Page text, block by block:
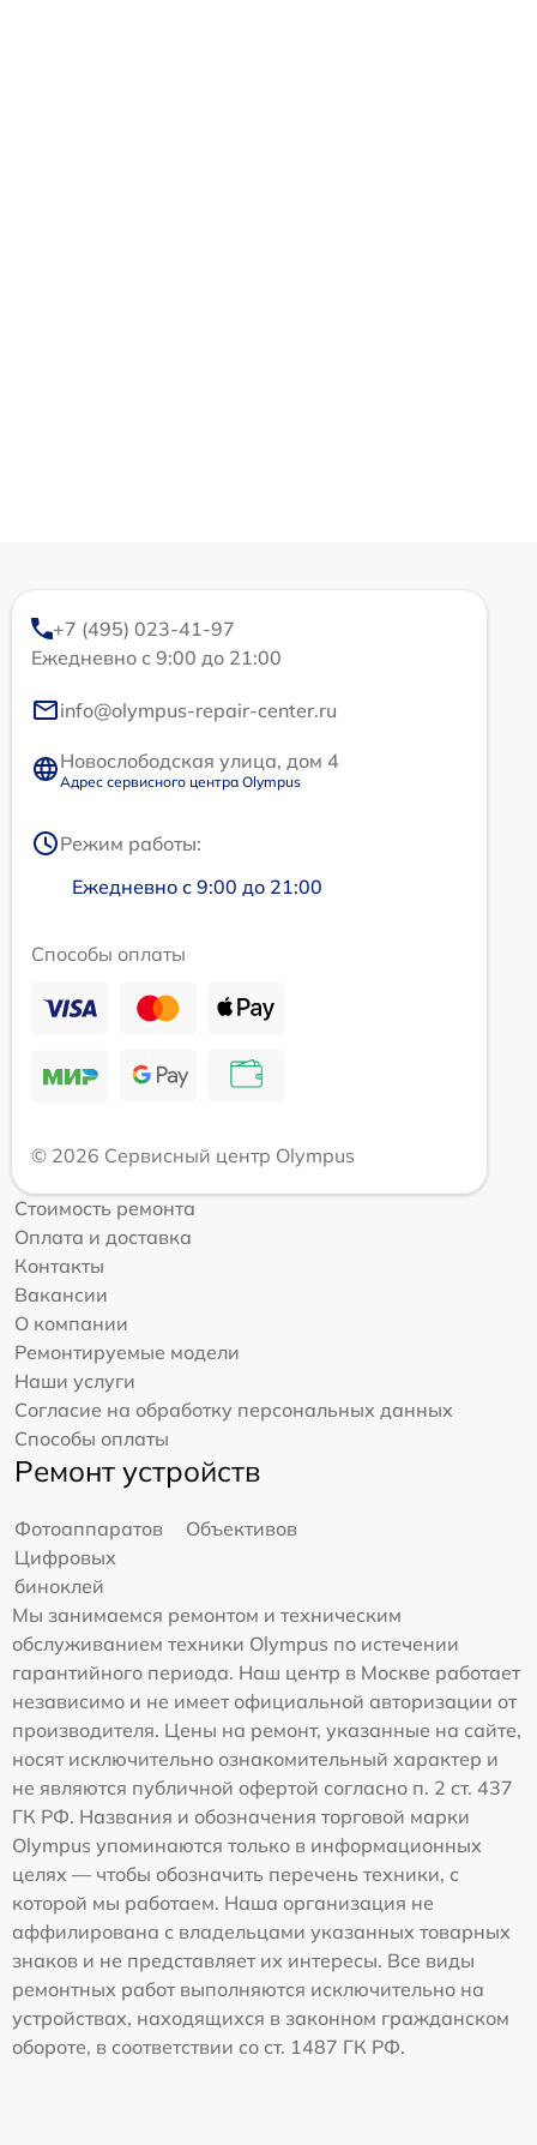
+7 (495) 023-41-97
Ежедневно с 9:00 до 21:00
info@olympus-repair-center.ru
Новослободская улица, дом 4
Адрес сервисного центра Olympus
Режим работы:
Ежедневно с 9:00 до 21:00
Способы оплаты
© 2026 Сервисный центр Olympus
Стоимость ремонта
Оплата и доставка
Контакты
Вакансии
О компании
Ремонтируемые модели
Наши услуги
Согласие на обработку персональных данных
Способы оплаты
Ремонт устройств
Фотоаппаратов
Объективов
Цифровых
биноклей
Мы занимаемся ремонтом и техническим
обслуживанием техники Olympus по истечении
гарантийного периода. Наш центр в Москве работает
независимо и не имеет официальной авторизации от
производителя. Цены на ремонт, указанные на сайте,
носят исключительно ознакомительный характер и
не являются публичной офертой согласно п. 2 ст. 437
ГК РФ. Названия и обозначения торговой марки
Olympus упоминаются только в информационных
целях — чтобы обозначить перечень техники, с
которой мы работаем. Наша организация не
аффилирована с владельцами указанных товарных
знаков и не представляет их интересы. Все виды
ремонтных работ выполняются исключительно на
устройствах, находящихся в законном гражданском
обороте, в соответствии со ст. 1487 ГК РФ.